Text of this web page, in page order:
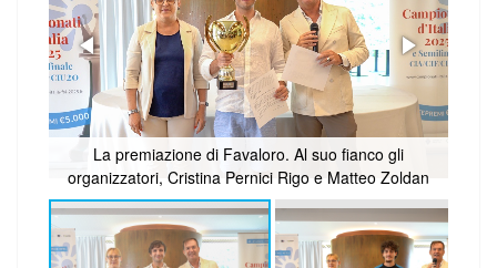
La premiazione di Favaloro. Al suo fianco gli
organizzatori, Cristina Pernici Rigo e Matteo Zoldan